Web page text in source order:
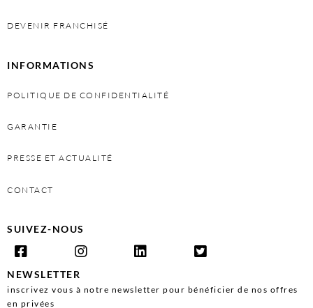
DEVENIR FRANCHISÉ
INFORMATIONS
POLITIQUE DE CONFIDENTIALITÉ
GARANTIE
PRESSE ET ACTUALITÉ
CONTACT
SUIVEZ-NOUS
NEWSLETTER
inscrivez vous à notre newsletter pour bénéficier de nos offres
en privées